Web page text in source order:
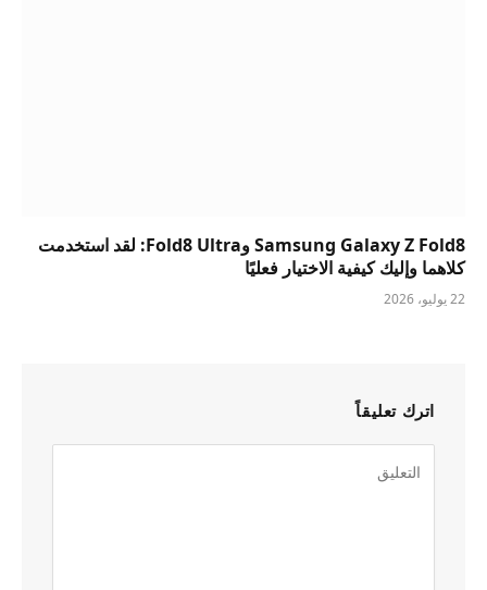
Samsung Galaxy Z Fold8 وFold8 Ultra: لقد استخدمت
كلاهما وإليك كيفية الاختيار فعليًا
22 يوليو، 2026
اترك تعليقاً